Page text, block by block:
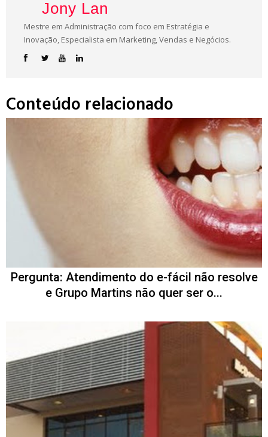
Jony Lan
Mestre em Administração com foco em Estratégia e
Inovação, Especialista em Marketing, Vendas e Negócios.
Conteúdo relacionado
Pergunta: Atendimento do e-fácil não resolve
e Grupo Martins não quer ser o...